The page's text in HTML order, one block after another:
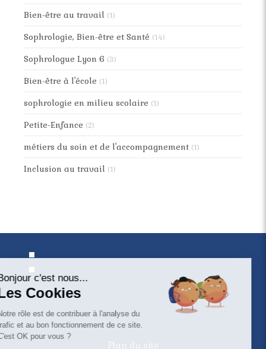
Bien-être au travail (1)
Sophrologie, Bien-être et Santé (14)
Sophrologue Lyon 6 (3)
Bien-être à l'école (1)
sophrologie en milieu scolaire (1)
Petite-Enfance (2)
métiers du soin et de l'accompagnement (1)
Inclusion au travail (1)
Entrez votre texte ici
©2020 Gabrielle Viale - Sophrologie
Bonjour c'est nous...
Les Cookies
Notre rôle est de contribuer à l'analyse du
trafic et au bon fonctionnement de ce site.
C'est OK pour vous ?